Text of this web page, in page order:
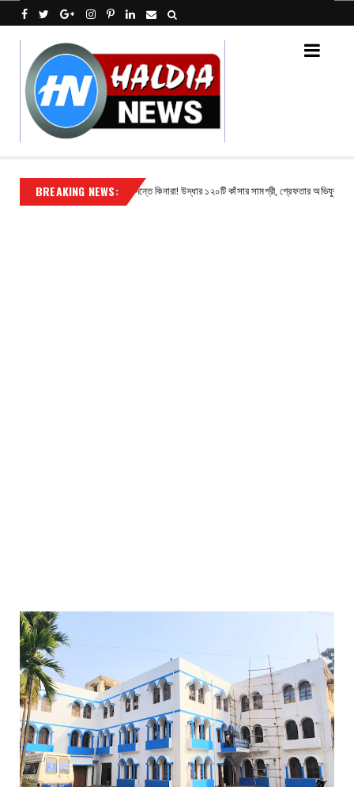
BREAKING NEWS:
পিছনের দরজা ভেঙে চুরি, দ্রুত তদন্তে কিনারা! উদ্ধার ১২০টি কাঁসার সামগ্রী, গ্রেফতার অভিযুক্ত